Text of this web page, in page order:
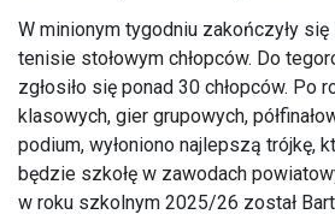
W minionym tygodniu zakończyły
tenisie stołowym chłopców. Do
zgłosiło się ponad 30 chłopców. Po
klasowych, gier grupowych,
podium, wyłoniono najlepszą trójkę,
będzie szkołę w zawodach
w roku szkolnym 2025/26 został